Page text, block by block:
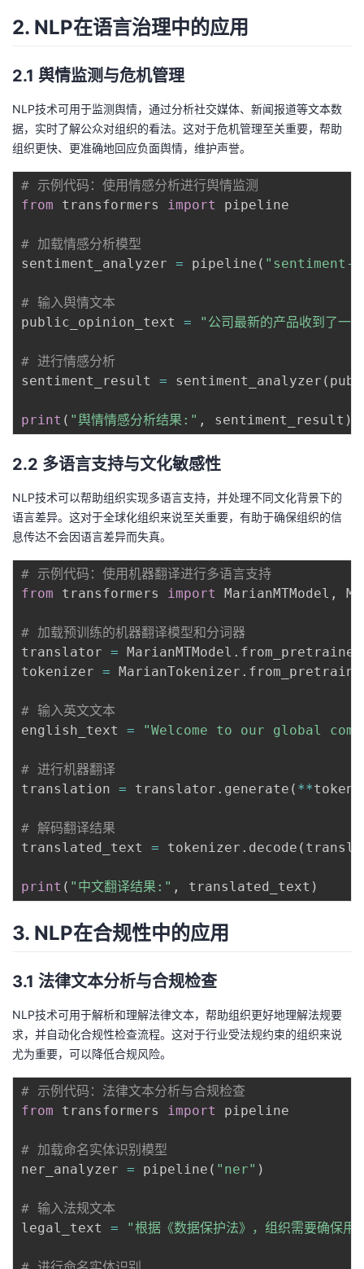
坛
圈
子
的
直
播
我
的
活
动
我
的
关
注
我
的
开
者
堂
的
课
程
我
的
认
我
的
验
我
收
藏
我
的
我
支
持
的
技
术
支
持
我
的
云
声
建
2. NLP在语言治理中的应用
2.1 舆情监测与危机管理
NLP技术可用于监测舆情，通过分析社交媒体、新闻报道等文本数
据，实时了解公众对组织的看法。这对于危机管理至关重要，帮助
组织更快、更准确地回应负面舆情，维护声誉。
# 示例代码：使用情感分析进行舆情监测
from transformers import pipeline
# 加载情感分析模型
sentiment_analyzer = pipeline ( "sentiment-
# 输入舆情文本
public_opinion_text = "公司最新的产品收到了一
# 进行情感分析
sentiment_result = sentiment_analyzer (
print ( "舆情情感分析结果:" , sentiment_result )
2.2 多语言支持与文化敏感性
NLP技术可以帮助组织实现多语言支持，并处理不同文化背景下的
语言差异。这对于全球化组织来说至关重要，有助于确保组织的信
息传达不会因语言差异而失真。
# 示例代码：使用机器翻译进行多语言支持
from transformers import MarianMTModel ,
# 加载预训练的机器翻译模型和分词器
translator = MarianMTModel . from_pretrained
tokenizer = MarianTokenizer .
# 输入英文文本
english_text = "Welcome to our global
# 进行机器翻译
translation = translator . generate ( **
# 解码翻译结果
translated_text = tokenizer . decode (
print ( "中文翻译结果:" , translated_text )
3. NLP在合规性中的应用
3.1 法律文本分析与合规检查
NLP技术可用于解析和理解法律文本，帮助组织更好地理解法规要
求，并自动化合规性检查流程。这对于行业受法规约束的组织来说
尤为重要，可以降低合规风险。
# 示例代码：法律文本分析与合规检查
from transformers import pipeline
# 加载命名实体识别模型
ner_analyzer = pipeline ( "ner" )
# 输入法规文本
legal_text = "根据《数据保护法》，组织需要确保用